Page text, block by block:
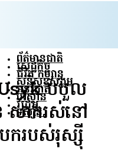
ព័ត៌មានជាតិ
សេដ្ឋកិច្ច
ជីវិត កម្សាន្ត
សន្តិសុខ​សង្គម
អន្តរជាតិ
បរិស្ថាន
វីដេអូ
ទស្សនៈ
Usyk បបួល
សាករស់នៅ
ែករបស់រុស្ស៊ី